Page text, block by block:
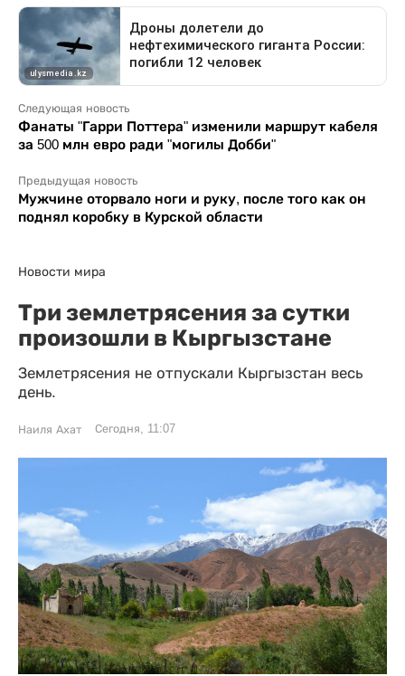
Следующая новость
Фанаты "Гарри Поттера" изменили маршрут кабеля
за 500 млн евро ради "могилы Добби"
Предыдущая новость
Мужчине оторвало ноги и руку, после того как он
поднял коробку в Курской области
Новости мира
Три землетрясения за сутки
произошли в Кыргызстане
Землетрясения не отпускали Кыргызстан весь
день.
Наиля Ахат Сегодня, 11:07